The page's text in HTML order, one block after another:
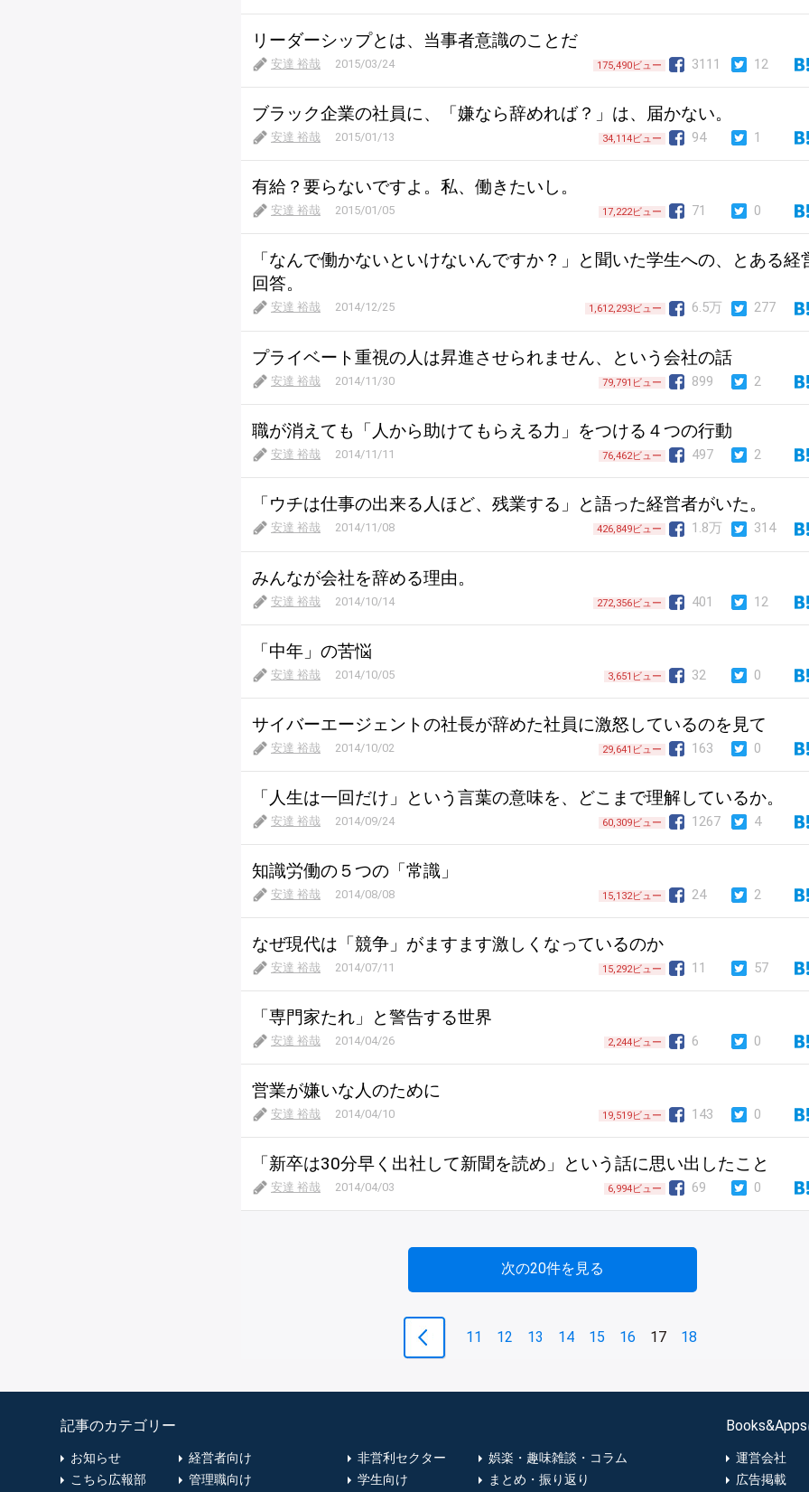
リーダーシップとは、当事者意識のことだ
安達 裕哉 2015/03/24 175,490ビュー 3111 12
ブラック企業の社員に、「嫌なら辞めれば？」は、届かない。
安達 裕哉 2015/01/13 34,114ビュー 94 1
有給？要らないですよ。私、働きたいし。
安達 裕哉 2015/01/05 17,222ビュー 71 0
「なんで働かないといけないんですか？」と聞いた学生への、とある経
回答。
安達 裕哉 2014/12/25 1,612,293ビュー 6.5万 277
プライベート重視の人は昇進させられません、という会社の話
安達 裕哉 2014/11/30 79,791ビュー 899 2
職が消えても「人から助けてもらえる力」をつける４つの行動
安達 裕哉 2014/11/11 76,462ビュー 497 2
「ウチは仕事の出来る人ほど、残業する」と語った経営者がいた。
安達 裕哉 2014/11/08 426,849ビュー 1.8万 314
みんなが会社を辞める理由。
安達 裕哉 2014/10/14 272,356ビュー 401 12
「中年」の苦悩
安達 裕哉 2014/10/05 3,651ビュー 32 0
サイバーエージェントの社長が辞めた社員に激怒しているのを見て
安達 裕哉 2014/10/02 29,641ビュー 163 0
「人生は一回だけ」という言葉の意味を、どこまで理解しているか。
安達 裕哉 2014/09/24 60,309ビュー 1267 4
知識労働の５つの「常識」
安達 裕哉 2014/08/08 15,132ビュー 24 2
なぜ現代は「競争」がますます激しくなっているのか
安達 裕哉 2014/07/11 15,292ビュー 11 57
「専門家たれ」と警告する世界
安達 裕哉 2014/04/26 2,244ビュー 6 0
営業が嫌いな人のために
安達 裕哉 2014/04/10 19,519ビュー 143 0
「新卒は30分早く出社して新聞を読め」という話に思い出したこと
安達 裕哉 2014/04/03 6,994ビュー 69 0
次の20件を見る
11 12 13 14 15 16 17 18
記事のカテゴリー
お知らせ
こちら広報部
経営者向け
管理職向け
非営利セクター
学生向け
娯楽・趣味雑談・コラム
まとめ・振り返り
運営会社
広告掲載